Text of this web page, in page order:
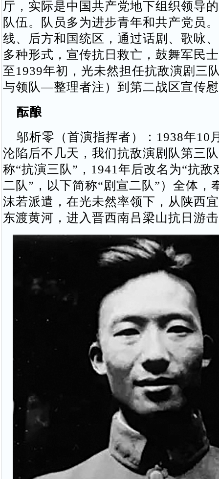
厅，实际是中国共产党地下组织领导
队伍。队员多为进步青年和共产党员
线、后方和国统区，通过话剧、歌咏
多种形式，宣传抗日救亡，鼓舞军民
至1939年初，光未然担任抗敌演剧三
与领队—整理者注）到第二战区宣传
酝酿
邬析零（首演指挥者）：1938年10
沦陷后不几天，我们抗敌演剧队第三
称“抗演三队”，1941年后改名为“抗敌
二队”，以下简称“剧宣二队”）全体，
沫若派遣，在光未然率领下，从陕西
东渡黄河，进入晋西南吕梁山抗日游